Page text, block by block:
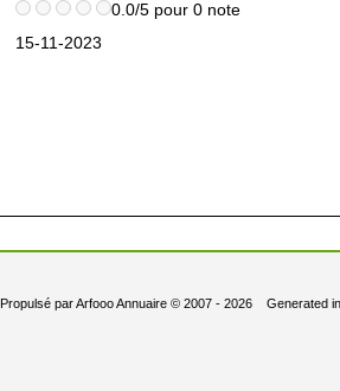
0.0/5 pour 0 note
15-11-2023
Propulsé parArfooo Annuaire© 2007 - 2026 Generated